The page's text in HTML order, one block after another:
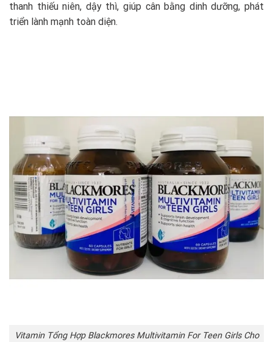
thanh thiếu niên, dậy thì, giúp cân bằng dinh dưỡng, phát
triển lành mạnh toàn diện.
Vitamin Tổng Hợp Blackmores Multivitamin For Teen Girls Cho